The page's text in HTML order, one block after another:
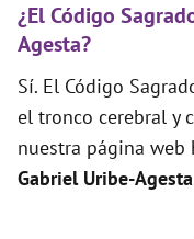
¿El Código
Agesta?
Sí. El Código
el tronco cerebral y
nuestra página
Gabriel Uribe-Agesta